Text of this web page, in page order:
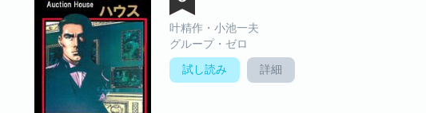
叶精作・小池一夫
グループ・ゼロ
試し読み 詳細